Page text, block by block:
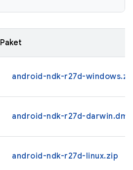
Paket
android-ndk-r27d-
android-ndk-r27d-darwin.dmg
android-ndk-r27d-linux.zip